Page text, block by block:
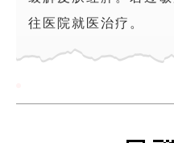
往医院就医治疗。